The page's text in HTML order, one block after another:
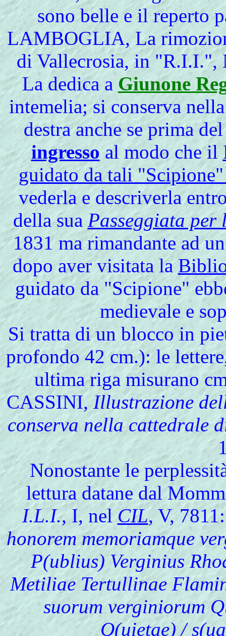
sono belle e il reperto
LAMBOGLIA, La
di Vallecrosia, in "R.I.I.",
Ladedica aGiunone
intemelia; si conserva
destra anche se prima
ingressoal modo che il
guidato da tali
vederla e descriverla
della suaPasseggiata
1831 ma rimandante ad
dopo aver visitata la
guidato da "Scipione"
medievale e
Si tratta di un blocco in
profondo 42 cm.): le
ultima riga misurano
CASSINI,Illustrazione
conserva nella cattedrale
Nonostante le
lettura datane dal
I.L.I., I, nelCIL, V,
honorem memoriamque
P(ublius) Verginius
Metiliae Tertullinae
suorum verginiorum
Q(uietae) /